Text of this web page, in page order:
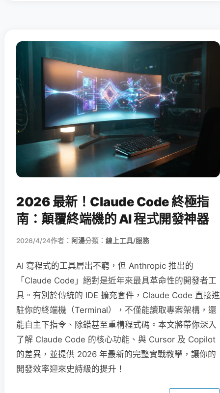
2026 最新！Claude Code 終極指
南：顛覆終端機的 AI 程式開發神器
2026/4/24作者： 阿湯分類： 線上工具/服務
AI 寫程式的工具層出不窮，但 Anthropic 推出的
「Claude Code」絕對是近年來最具革命性的開發者工
具。有別於傳統的 IDE 擴充套件，Claude Code 直接進
駐你的終端機（Terminal），不僅能讀取專案架構，還
能自主下指令、除錯甚至重構程式碼。本文將帶你深入
了解 Claude Code 的核心功能、與 Cursor 及 Copilot
的差異，並提供 2026 年最新的完整實戰教學，讓你的
開發效率迎來史詩級的提升！